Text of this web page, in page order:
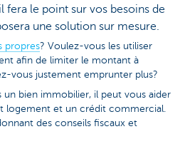
fera le point sur vos besoins de
une solution sur mesure.
propres? Voulez-vous les utiliser
afin de limiter le montant à
vous justement emprunter plus?
un bien immobilier, il peut vous aider
logement et un crédit commercial.
des conseils fiscaux et